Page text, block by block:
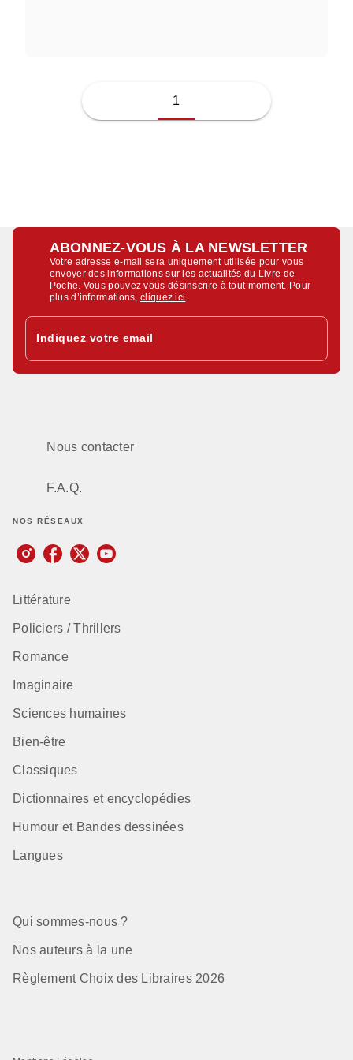
1
ABONNEZ-VOUS À LA NEWSLETTER
Votre adresse e-mail sera uniquement utilisée pour vous
envoyer des informations sur les actualités du Livre de
Poche. Vous pouvez vous désinscrire à tout moment. Pour
plus d’informations,cliquez ici
Indiquez votre email
Nous contacter
F.A.Q.
NOS RÉSEAUX
Littérature
Policiers / Thrillers
Romance
Imaginaire
Sciences humaines
Bien-être
Classiques
Dictionnaires et encyclopédies
Humour et Bandes dessinées
Langues
Qui sommes-nous ?
Nos auteurs à la une
Règlement Choix des Libraires 2026